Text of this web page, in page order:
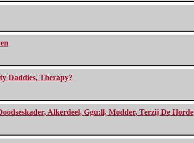
Daddies, Therapy?
Alkerdeel, Ggu:ll, Modder, Terzij De Horde